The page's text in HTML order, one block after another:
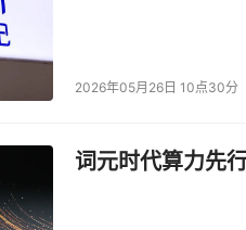
座。
就业合作企业。作为华
用，为推动全国各省市学员
，通过参与产学合作协同育
决方案等方式支持高校人才
2026年05月26日 10点30分
词元时代算力先